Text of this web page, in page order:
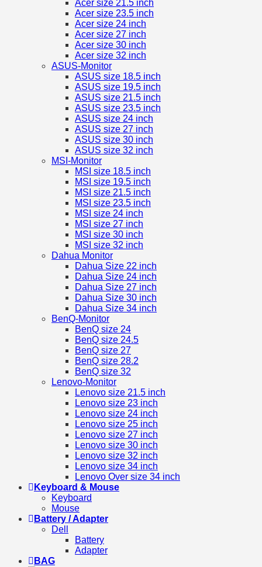
Acer size 21.5 inch
Acer size 23.5 inch
Acer size 24 inch
Acer size 27 inch
Acer size 30 inch
Acer size 32 inch
ASUS-Monitor
ASUS size 18.5 inch
ASUS size 19.5 inch
ASUS size 21.5 inch
ASUS size 23.5 inch
ASUS size 24 inch
ASUS size 27 inch
ASUS size 30 inch
ASUS size 32 inch
MSI-Monitor
MSI size 18.5 inch
MSI size 19.5 inch
MSI size 21.5 inch
MSI size 23.5 inch
MSI size 24 inch
MSI size 27 inch
MSI size 30 inch
MSI size 32 inch
Dahua Monitor
Dahua Size 22 inch
Dahua Size 24 inch
Dahua Size 27 inch
Dahua Size 30 inch
Dahua Size 34 inch
BenQ-Monitor
BenQ size 24
BenQ size 24.5
BenQ size 27
BenQ size 28.2
BenQ size 32
Lenovo-Monitor
Lenovo size 21.5 inch
Lenovo size 23 inch
Lenovo size 24 inch
Lenovo size 25 inch
Lenovo size 27 inch
Lenovo size 30 inch
Lenovo size 32 inch
Lenovo size 34 inch
Lenovo Over size 34 inch
Keyboard & Mouse
Keyboard
Mouse
Battery / Adapter
Dell
Battery
Adapter
BAG